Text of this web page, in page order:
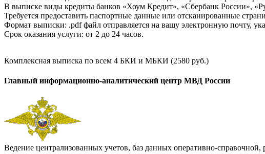
В выписке виды кредиты банков «Хоум Кредит», «Сбербанк России»,
Требуется предоставить паспортные данные или отсканированные
Формат выписки: .pdf файл отправляется на вашу электронную почту,
Срок оказания услуги: от 2 до 24 часов.
Комплексная выписка по всем 4 БКИ и МБКИ (2580 руб.)
Главный информационно-аналитический центр МВД России
Ведение централизованных учетов, баз данных оперативно-